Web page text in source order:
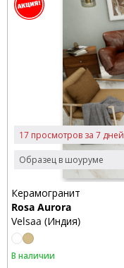
Образец в шоуруме
17 просмотров за 7 дней
Керамогранит
Rosa Aurora
Velsaa (Индия)
В наличии